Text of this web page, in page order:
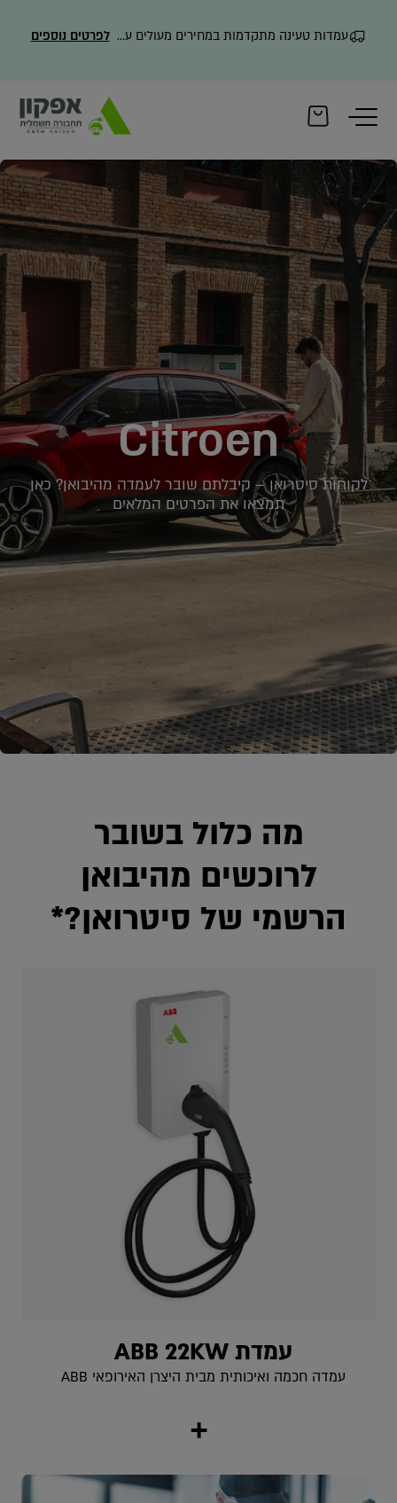
עמדות טעינה מתקדמות במחירים מעולים עם משלוח מהיר לפרטים נוספים
Citroen
לקוחות סיטרואן – קיבלתם שובר לעמדה מהיבואן? כאן
תמצאו את הפרטים המלאים
מה כלול בשובר
לרוכשים מהיבואן
הרשמי של סיטרואן?*
עמדת ABB 22KW
עמדה חכמה ואיכותית מבית היצרן האירופאי ABB
+